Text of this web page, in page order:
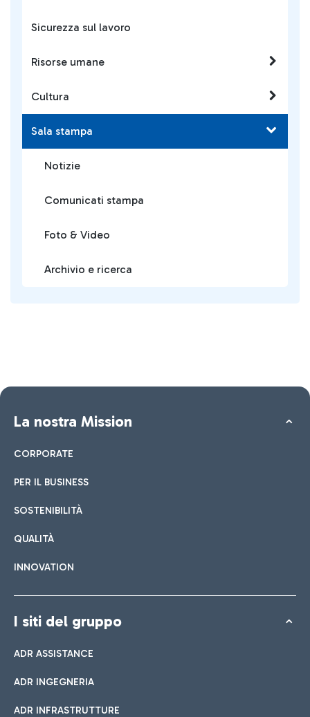
Sicurezza sul lavoro
Risorse umane
Cultura
Sala stampa
Notizie
Comunicati stampa
Foto & Video
Archivio e ricerca
La nostra Mission
CORPORATE
PER IL BUSINESS
SOSTENIBILITÀ
QUALITÀ
INNOVATION
I siti del gruppo
ADR ASSISTANCE
ADR INGEGNERIA
ADR INFRASTRUTTURE